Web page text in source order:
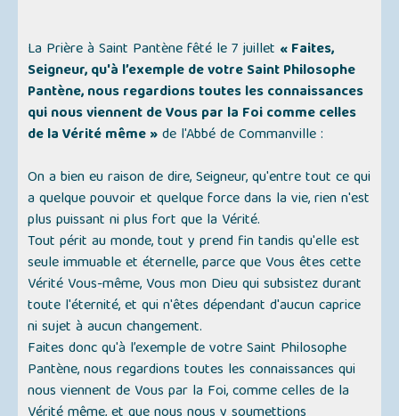
La Prière à Saint Pantène fêté le 7 juillet « Faites,
Seigneur, qu'à l’exemple de votre Saint Philosophe
Pantène, nous regardions toutes les connaissances
qui nous viennent de Vous par la Foi comme celles
de la Vérité même »de l'Abbé de Commanville :
On a bien eu raison de dire, Seigneur, qu'entre tout ce qui
a quelque pouvoir et quelque force dans la vie, rien n'est
plus puissant ni plus fort que la Vérité.
Tout périt au monde, tout y prend fin tandis qu'elle est
seule immuable et éternelle, parce que Vous êtes cette
Vérité Vous-même, Vous mon Dieu qui subsistez durant
toute l'éternité, et qui n'êtes dépendant d'aucun caprice
ni sujet à aucun changement.
Faites donc qu'à l’exemple de votre Saint Philosophe
Pantène, nous regardions toutes les connaissances qui
nous viennent de Vous par la Foi, comme celles de la